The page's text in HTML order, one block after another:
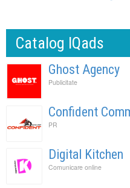
Catalog IQads
Ghost Agency
Publicitate
Confident
PR
Digital Kitchen
Comunicare online